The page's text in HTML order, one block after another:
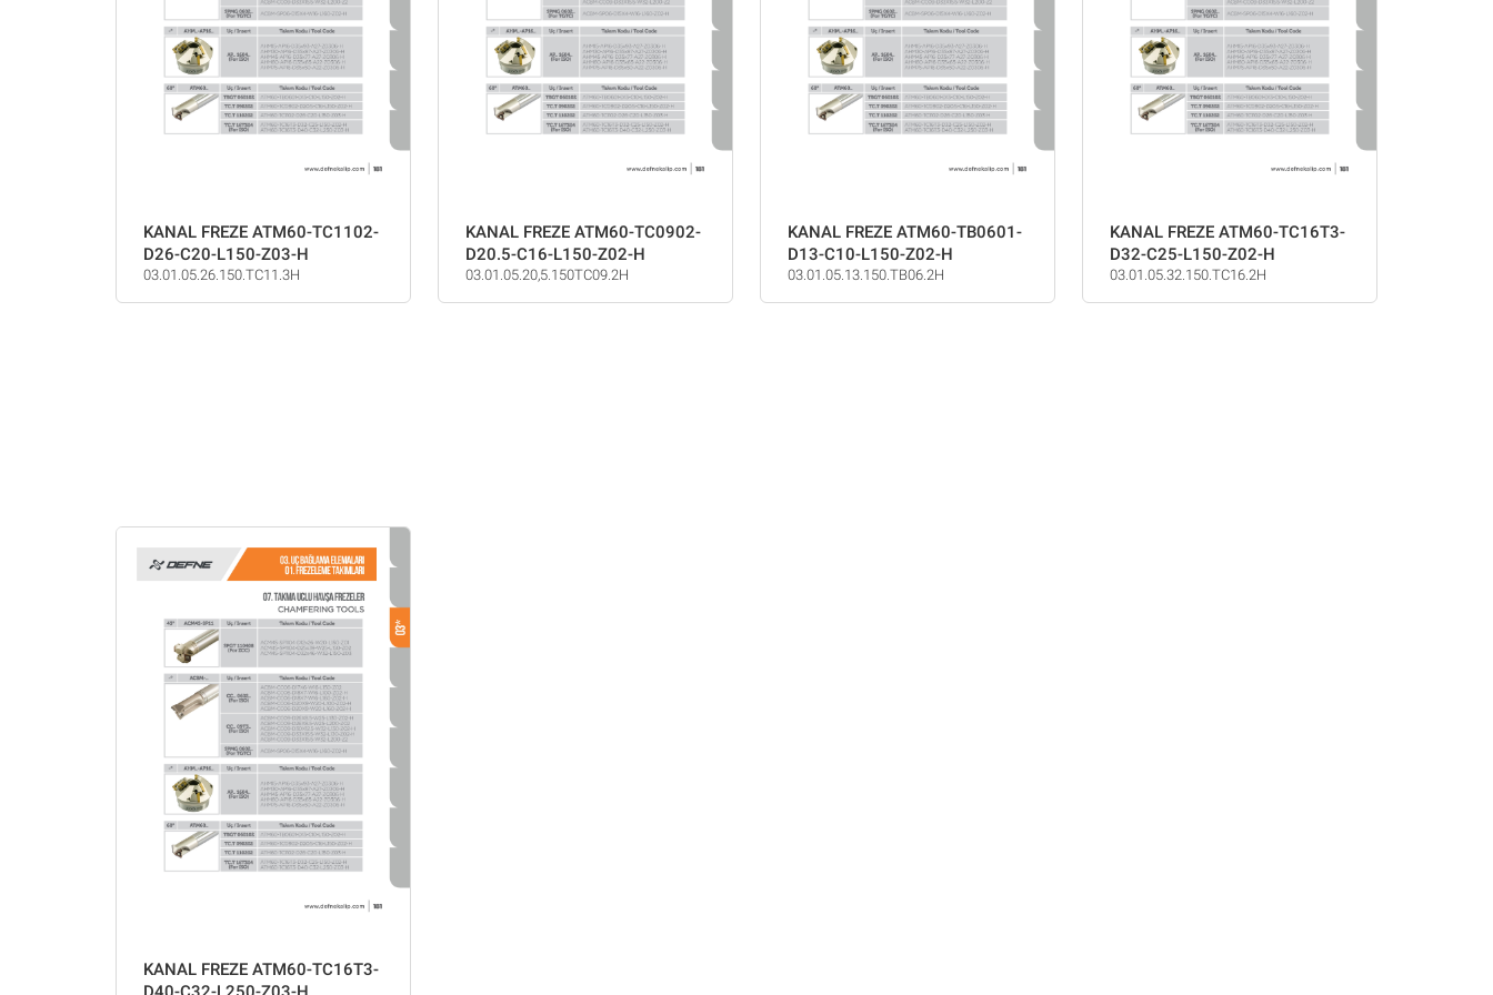
KANAL FREZE ATM60-TC1102-
D26-C20-L150-Z03-H
03.01.05.26.150.TC11.3H
KANAL FREZE ATM60-TC0902-
D20.5-C16-L150-Z02-H
03.01.05.20,5.150TC09.2H
KANAL FREZE ATM60-TB0601-
D13-C10-L150-Z02-H
03.01.05.13.150.TB06.2H
KANAL FREZE ATM60-TC16T3-
D32-C25-L150-Z02-H
03.01.05.32.150.TC16.2H
KANAL FREZE ATM60-TC16T3-